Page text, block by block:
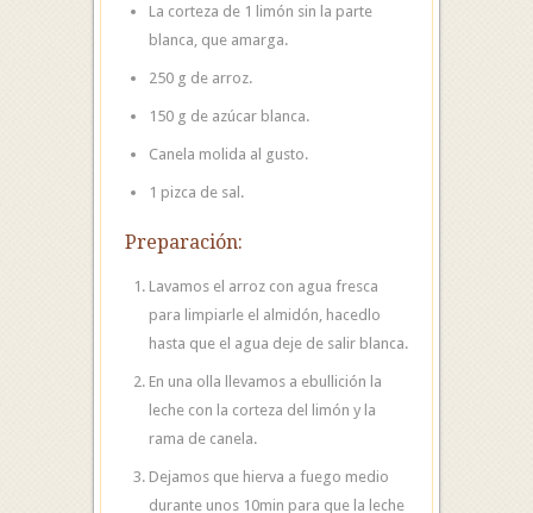
La corteza de 1 limón sin la parte
blanca, que amarga.
250 g de arroz.
150 g de azúcar blanca.
Canela molida al gusto.
1 pizca de sal.
Preparación:
Lavamos el arroz con agua fresca
para limpiarle el almidón, hacedlo
hasta que el agua deje de salir blanca.
En una olla llevamos a ebullición la
leche con la corteza del limón y la
rama de canela.
Dejamos que hierva a fuego medio
durante unos 10min para que la leche